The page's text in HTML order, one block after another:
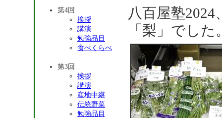
第4回
挨拶
講演
勉強品目
食べくらべ
第3回
挨拶
講演
産地中継
伝統野菜
勉強品目
八百屋塾
「梨」でした